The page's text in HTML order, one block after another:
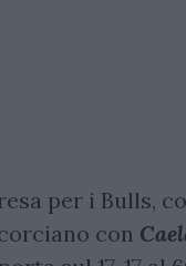
per i Bulls,
con